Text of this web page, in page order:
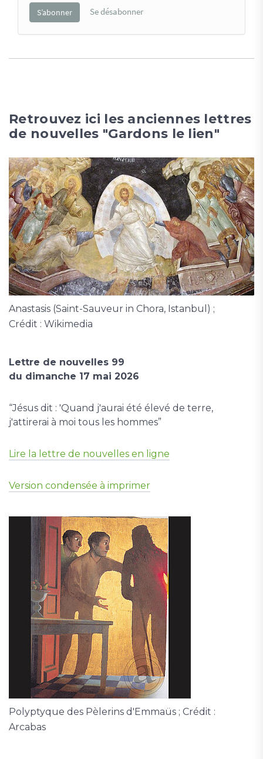
Retrouvez ici les anciennes lettres
de nouvelles "Gardons le lien"
Anastasis (Saint-Sauveur in Chora, Istanbul) ;
Crédit : Wikimedia
Lettre de nouvelles 99
du dimanche 17 mai 2026
“Jésus dit : 'Quand j'aurai été élevé de terre,
j'attirerai à moi tous les hommes”
Lire la lettre de nouvelles en ligne
Version condensée à imprimer
Polyptyque des Pèlerins d'Emmaüs ; Crédit :
Arcabas